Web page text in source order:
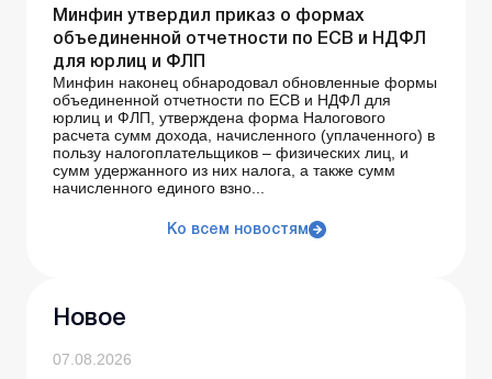
Минфин утвердил приказ о формах
объединенной отчетности по ЕСВ и НДФЛ
для юрлиц и ФЛП
Минфин наконец обнародовал обновленные формы
объединенной отчетности по ЕСВ и НДФЛ для
юрлиц и ФЛП, утверждена форма Налогового
расчета сумм дохода, начисленного (уплаченного) в
пользу налогоплательщиков – физических лиц, и
сумм удержанного из них налога, а также сумм
начисленного единого взно...
Ко всем новостям
Новое
07.08.2026